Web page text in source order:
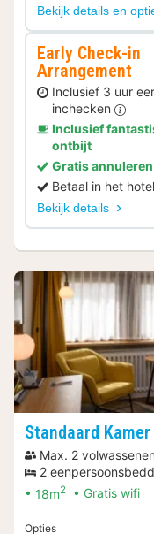
Bekijk details en
Early Check-in
Arrangement
Inclusief 3 uur
inchecken
Inclusief
ontbijt
Gratis annuleren
Betaal in het hotel
Bekijk details
Standaard Kamer
Max. 2 volwassenen
2
18m2 Gratis wifi
Opties